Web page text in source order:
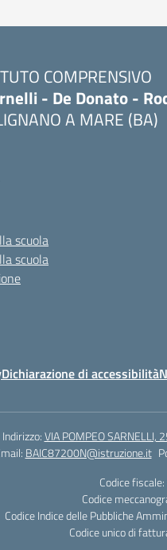
COMPRENSIVO
- De Donato -
A MARE (BA)
scuola
scuola
Dichiarazione di accessibilità
Indirizzo:VIA POMPEO SARNELLI,
BAIC87200N@istruzione.it
Codice
Codice
Codice Indice delle Pubbliche
Codice unico di